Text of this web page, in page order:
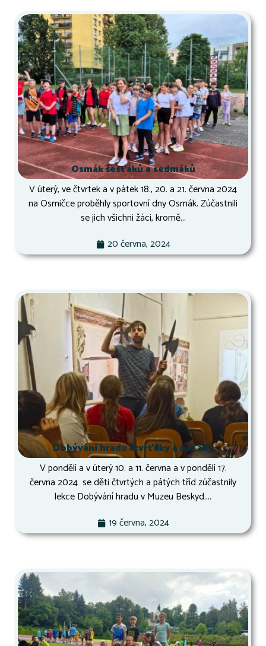
Osmák šesťáků a sedmáků
V úterý, ve čtvrtek a v pátek 18., 20. a 21. června 2024
na Osmičce proběhly sportovní dny Osmák. Zúčastnili
se jich všichni žáci, kromě...
20 června, 2024
Dobývání hradu čtvrťáky a páťáky
V pondělí a v úterý 10. a 11. června a v pondělí 17.
června 2024 se děti čtvrtých a pátých tříd zúčastnily
lekce Dobývání hradu v Muzeu Beskyd....
19 června, 2024